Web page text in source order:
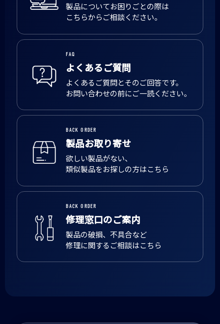
製品についてお困りごとの際は
こちらからご相談ください。
FAQ
よくあるご質問
よくあるご質問とそのご回答です。
お問い合わせの前にご一読ください。
BACK ORDER
製品お取り寄せ
欲しい製品がない、
類似製品をお探しの方はこちら
BACK ORDER
修理窓口のご案内
製品の破損、不具合など
修理に関するご相談はこちら